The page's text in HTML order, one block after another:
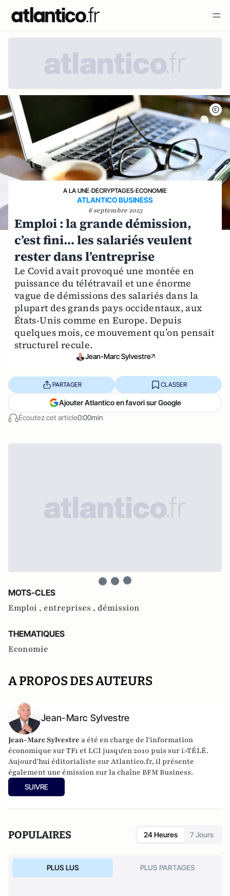
A LA UNE›DÉCRYPTAGES›ECONOMIE
ATLANTICO BUSINESS
6 septembre 2023
Emploi : la grande démission,
c’est fini… les salariés veulent
rester dans l’entreprise
Le Covid avait provoqué une montée en
puissance du télétravail et une énorme
vague de démissions des salariés dans la
plupart des grands pays occidentaux, aux
États-Unis comme en Europe. Depuis
quelques mois, ce mouvement qu’on pensait
structurel recule.
Jean-Marc Sylvestre
Écoutez cet article0:00min
PARTAGER CLASSER
Ajouter Atlantico en favori sur Google
MOTS-CLES
Emploi , entreprises , démission
THEMATIQUES
Economie
A PROPOS DES AUTEURS
Jean-Marc Sylvestre
Jean-Marc Sylvestre a été en charge de l'information
économique sur TF1 et LCI jusqu'en 2010 puis sur i>TÉLÉ.
Aujourd'hui éditorialiste sur Atlantico.fr, il présente
également une émission sur la chaîne BFM Business.
SUIVRE
POPULAIRES 24 Heures 7 Jours
PLUS LUS PLUS PARTAGES